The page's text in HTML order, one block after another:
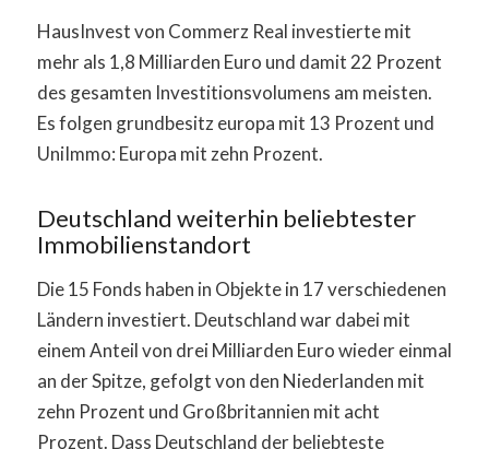
HausInvest von Commerz Real investierte mit
mehr als 1,8 Milliarden Euro und damit 22 Prozent
des gesamten Investitionsvolumens am meisten.
Es folgen grundbesitz europa mit 13 Prozent und
UniImmo: Europa mit zehn Prozent.
Deutschland weiterhin beliebtester
Immobilienstandort
Die 15 Fonds haben in Objekte in 17 verschiedenen
Ländern investiert. Deutschland war dabei mit
einem Anteil von drei Milliarden Euro wieder einmal
an der Spitze, gefolgt von den Niederlanden mit
zehn Prozent und Großbritannien mit acht
Prozent. Dass Deutschland der beliebteste